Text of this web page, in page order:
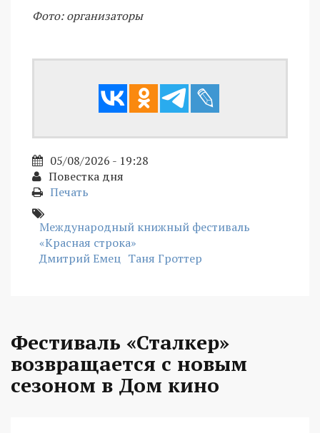
Фото: организаторы
05/08/2026 - 19:28
Повестка дня
Печать
Международный книжный фестиваль
«Красная строка»
Дмитрий Емец Таня Гроттер
Фестиваль «Сталкер»
возвращается с новым
сезоном в Дом кино